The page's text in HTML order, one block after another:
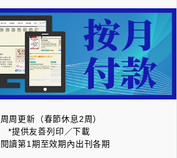
周更新（春節休息2周）
*提供友善列印／下載
讀第1期至效期內出刊各期